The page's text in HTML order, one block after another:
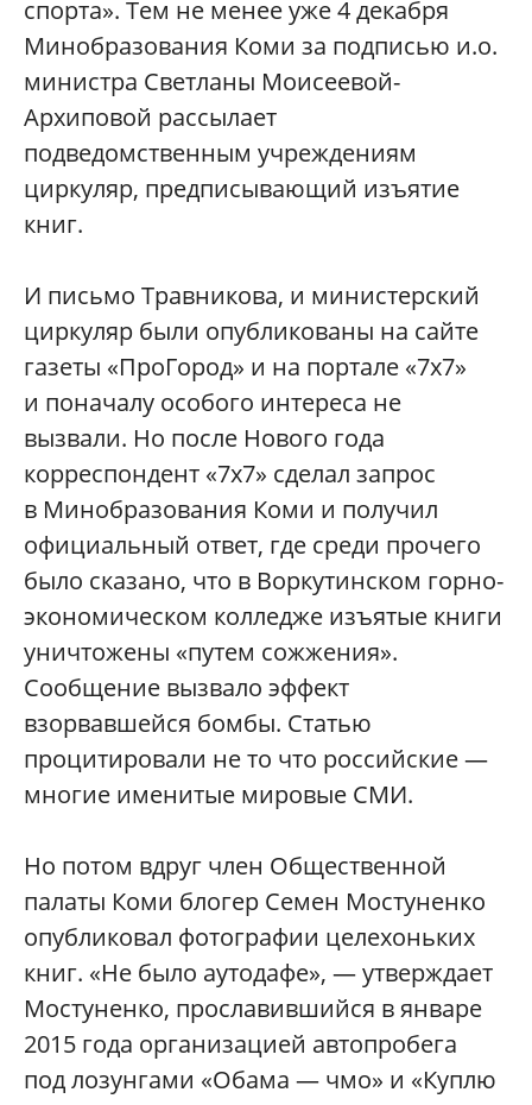
спорта». Тем не менее уже 4 декабря
Минобразования Коми за подписью и.о.
министра Светланы Моисеевой-
Архиповой рассылает
подведомственным учреждениям
циркуляр, предписывающий изъятие
книг.
И письмо Травникова, и министерский
циркуляр были опубликованы на сайте
газеты «ПроГород» и на портале «7х7»
и поначалу особого интереса не
вызвали. Но после Нового года
корреспондент «7х7» сделал запрос
в Минобразования Коми и получил
официальный ответ, где среди прочего
было сказано, что в Воркутинском горно-
экономическом колледже изъятые книги
уничтожены «путем сожжения».
Сообщение вызвало эффект
взорвавшейся бомбы. Статью
процитировали не то что российские —
многие именитые мировые СМИ.
Но потом вдруг член Общественной
палаты Коми блогер Семен Мостуненко
опубликовал фотографии целехоньких
книг. «Не было аутодафе», — утверждает
Мостуненко, прославившийся в январе
2015 года организацией автопробега
под лозунгами «Обама — чмо» и «Куплю